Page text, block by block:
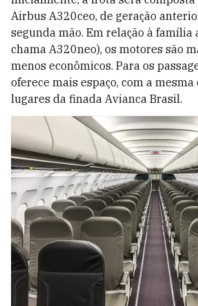
Airbus A320ceo, de geração
segunda mão. Em relação à família
chama A320neo), os motores são
menos econômicos. Para os
oferece mais espaço, com a
lugares da finada Avianca Brasil.